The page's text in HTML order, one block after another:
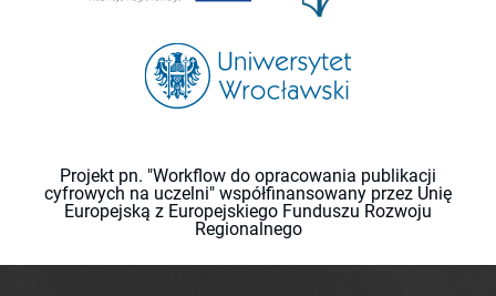
Projekt pn. "Workflow do opracowania publikacji
cyfrowych na uczelni" współfinansowany przez Unię
Europejską z Europejskiego Funduszu Rozwoju
Regionalnego